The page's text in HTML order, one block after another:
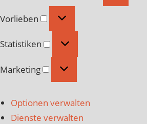
Vorlieben Vorlieben
Statistiken Statistiken
Marketing Marketing
Optionen verwalten
Dienste verwalten